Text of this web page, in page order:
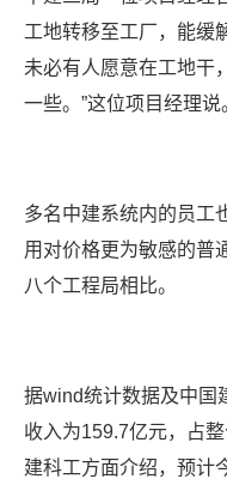
工地转移至工厂，能缓
未必有人愿意在工地干
一些。”这位项目经理说
多名中建系统内的员工
用对价格更为敏感的普
八个工程局相比。
据wind统计数据及中国
收入为159.7亿元，占
建科工方面介绍，预计